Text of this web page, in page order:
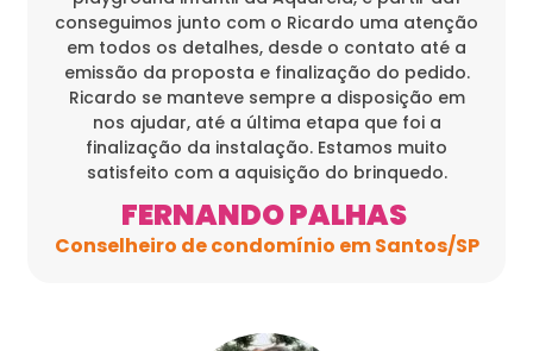
conseguimos junto com o Ricardo uma atenção
em todos os detalhes, desde o contato até a
emissão da proposta e finalização do pedido.
Ricardo se manteve sempre a disposição em
nos ajudar, até a última etapa que foi a
finalização da instalação. Estamos muito
satisfeito com a aquisição do brinquedo.
FERNANDO PALHAS
Conselheiro de condomínio em Santos/SP